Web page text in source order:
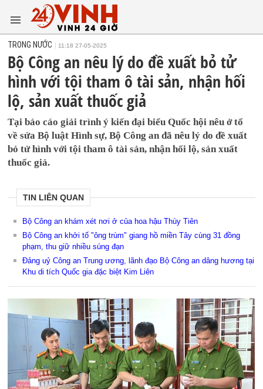
TRONG NƯỚC 11:18 27-05-2025
Bộ Công an nêu lý do đề xuất bỏ tử
hình với tội tham ô tài sản, nhận hối
lộ, sản xuất thuốc giả
Tại báo cáo giải trình ý kiến đại biểu Quốc hội nêu ở tổ
về sửa Bộ luật Hình sự, Bộ Công an đã nêu lý do đề xuất
bỏ tử hình với tội tham ô tài sản, nhận hối lộ, sản xuất
thuốc giả.
TIN LIÊN QUAN
Bộ Công an khám xét nơi ở của hoa hậu Thùy Tiên
Bộ Công an khởi tố "ông trùm" giang hồ miền Tây cùng 31 đồng
phạm, thu giữ nhiều súng đạn
Đảng uỷ Công an Trung ương, lãnh đạo Bộ Công an dâng hương tại
Khu di tích Quốc gia đặc biệt Kim Liên